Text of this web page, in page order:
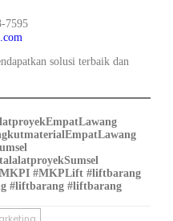
7595
solusi terbaik dan
#MKPLift #liftbarang
#liftbarang #liftbarang